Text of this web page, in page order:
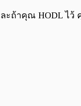
ถ้าคุณ HODL ไ